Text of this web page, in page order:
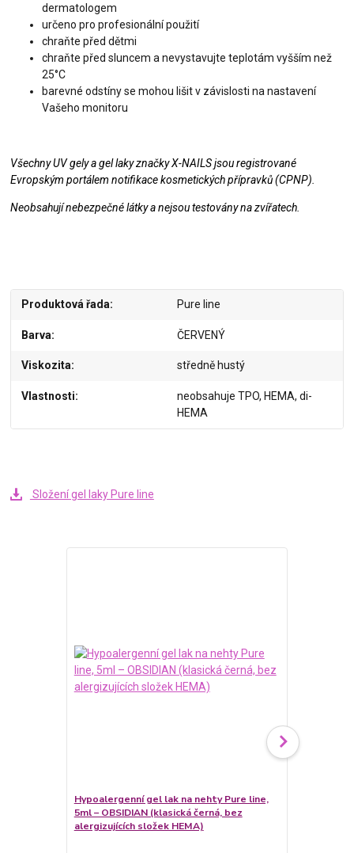
dermatologem
určeno pro profesionální použití
chraňte před dětmi
chraňte před sluncem a nevystavujte teplotám vyšším než
25°C
barevné odstíny se mohou lišit v závislosti na nastavení
Vašeho monitoru
Všechny UV gely a gel laky značky X-NAILS jsou registrované
Evropským portálem notifikace kosmetických přípravků (CPNP).
Neobsahují nebezpečné látky a nejsou testovány na zvířatech.
Produktová řada Pure line
Barva ČERVENÝ
Viskozita středně hustý
Vlastnosti
neobsahuje TPO, HEMA, di-
HEMA
Složení gel laky Pure line
Hypoalergenní gel lak na nehty Pure line,
5ml – OBSIDIAN (klasická černá, bez
alergizujících složek HEMA)